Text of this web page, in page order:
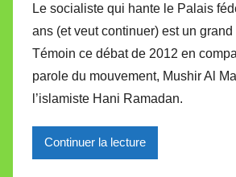
r
M
i
r
e
Le socialiste qui hante le Palais
ans (et veut continuer) est un
Témoin ce débat de 2012 en
parole du mouvement, Mushir Al
l’islamiste Hani Ramadan.
Continuer la lecture